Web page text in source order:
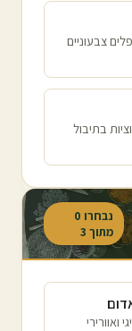
צבעוניים
בתיבול
נבחרו 0
מתוך 3
ואוורירי